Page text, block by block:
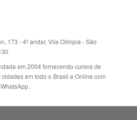
173 - 4º andar, Vila Olímpia - São
em 2004 fornecendo cursos de